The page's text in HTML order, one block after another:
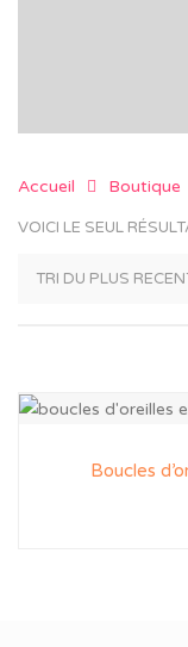
Accueil Boutique
VOICI LE SEUL
Boucles